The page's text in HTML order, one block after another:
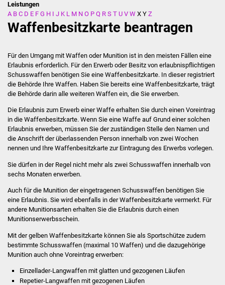
Stadtverwaltung
Behördenwegweiser
Stellenangebote
Kontakt
Veröffentlichungen
Wahlen
Jubiläumsjahr 2021
Partnerstädte
Leistungen
A B C D E F G H I J K L M N O P Q R S T U V W X Y Z
Waffenbesitzkarte beantragen
Für den Umgang mit Waffen oder Munition ist in den meisten Fällen eine
Erlaubnis erforderlich. Für den Erwerb oder Besitz von erlaubnispflichtigen
Schusswaffen benötigen Sie eine Waffenbesitzkarte. In dieser registriert
die Behörde Ihre Waffen. Haben Sie bereits eine Waffenbesitzkarte, trägt
die Behörde darin alle weiteren Waffen ein, die Sie erwerben.
Die Erlaubnis zum Erwerb einer Waffe erhalten Sie durch einen Voreintrag
in die Waffenbesitzkarte. Wenn Sie eine Waffe auf Grund einer solchen
Erlaubnis erwerben, müssen Sie der zuständigen Stelle den Namen und
die Anschrift der überlassenden Person innerhalb von zwei Wochen
nennen und Ihre Waffenbesitzkarte zur Eintragung des Erwerbs vorlegen.
Sie dürfen in der Regel nicht mehr als zwei Schusswaffen innerhalb von
sechs Monaten erwerben.
Auch für die Munition der eingetragenen Schusswaffen benötigen Sie
eine Erlaubnis. Sie wird ebenfalls in der Waffenbesitzkarte vermerkt. Für
andere Munitionsarten erhalten Sie die Erlaubnis durch einen
Munitionserwerbsschein.
Mit der gelben Waffenbesitzkarte können Sie als Sportschütze zudem
bestimmte Schusswaffen (maximal 10 Waffen) und die dazugehörige
Munition auch ohne Voreintrag erwerben:
Einzellader-Langwaffen mit glatten und gezogenen Läufen
Repetier-Langwaffen mit gezogenen Läufen